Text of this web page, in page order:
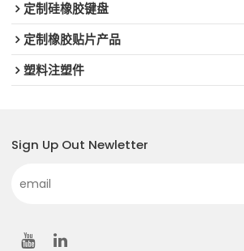
定制硅橡胶键盘
定制橡胶贴片产品
塑料注塑件
Sign Up Out Newletter